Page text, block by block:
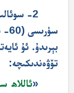
2-
بېرىدۇ. ئۇ
تۆۋەندىكىچە:
«ئاللاھ